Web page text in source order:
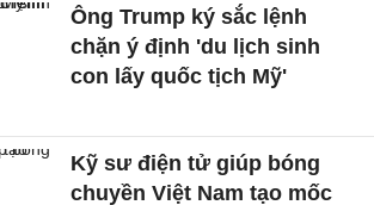
Ông Trump ký sắc lệnh
chặn ý định 'du lịch sinh
con lấy quốc tịch Mỹ'
Kỹ sư điện tử giúp bóng
chuyền Việt Nam tạo mốc